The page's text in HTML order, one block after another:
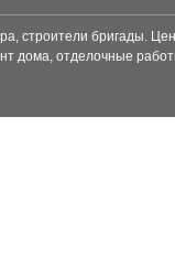
строители бригады.
дома, отделочные